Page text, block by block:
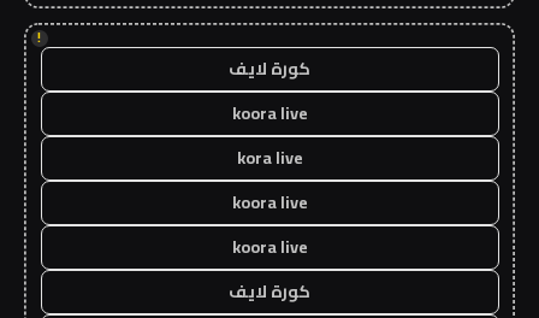
!
كورة لايف
koora live
kora live
koora live
koora live
كورة لايف